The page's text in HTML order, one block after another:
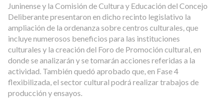
Juninense y la Comisión de Cultura y Educación del Concejo
Deliberante presentaron en dicho recinto legislativo la
ampliación de la ordenanza sobre centros culturales, que
incluye numerosos beneficios para las instituciones
culturales y la creación del Foro de Promoción cultural, en
donde se analizarán y se tomarán acciones referidas a la
actividad. También quedó aprobado que, en Fase 4
flexibilizada, el sector cultural podrá realizar trabajos de
producción y ensayos.